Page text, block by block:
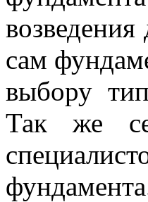
сам
выбору
Так же